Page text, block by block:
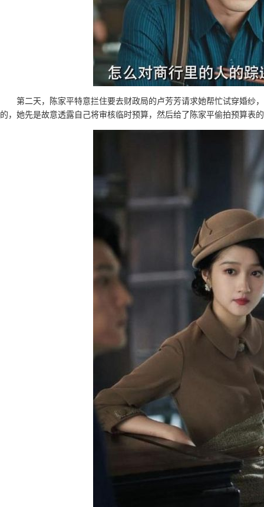
第二天，陈家平特意拦住要去财政局的卢芳芳请求她帮忙试穿婚纱
的，她先是故意透露自己将审核临时预算，然后给了陈家平偷拍预算表